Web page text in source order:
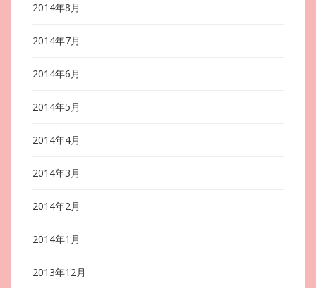
2014年8月
2014年7月
2014年6月
2014年5月
2014年4月
2014年3月
2014年2月
2014年1月
2013年12月